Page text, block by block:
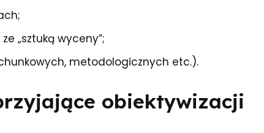
„sztuką wyceny”;
metodologicznych etc.).
obiektywizacji